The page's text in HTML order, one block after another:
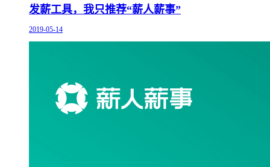
发薪工具，我只推荐“薪人薪事”
2019-05-14